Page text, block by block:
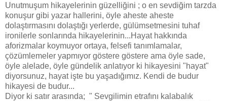
Unutmuşum hikayelerinin güzelliğini ; o en sevdiğim tarzda
konuşur gibi yazar hallerini, öyle aheste aheste
dolaştırmasını dolaştığı yerlerde, gülümsetmesini tuhaf
ironilerle sonlarında hikayelerinin...Hayat hakkında
aforizmalar koymuyor ortaya, felsefi tanımlamalar,
çözümlemeler yapmıyor göstere göstere ama öyle sade,
öyle alelade, öyle gündelik anlatıyor ki hikayesini "hayat"
diyorsunuz, hayat işte bu yaşadığımız. Kendi de budur
hikayesi de budur...
Diyor ki satır arasında; " Sevgilimin etrafını kalabalık